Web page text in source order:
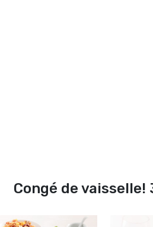
Congé de